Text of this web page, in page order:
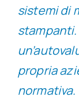
sistemi di
propria
normativa.